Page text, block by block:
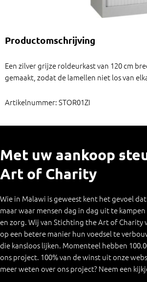
Productomschrijving
Een zilver grijze roldeurkast van 120 cm
gemaakt, zodat de lamellen niet los van
Artikelnummer: STOR01ZI
Met uw aankoop
Art of Charity
Wie in Malawi is geweest kent het gevoel
maar waar mensen dag in dag uit te
en zorg. Wij van Stichting the Art of
op een betere manier hun voedsel te
die kansloos lijken. Momenteel hebben
ons project. 100% van de winst uit onze
meer weten over ons project? Neem een